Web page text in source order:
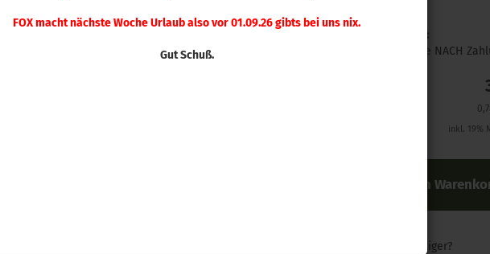
FOX macht nächste Woche Urlaub also vor 01.09.26 gibts bei uns nix.
Gut Schuß.
Lieferzeit:
1 Woche NACH
inkl. 19%
In den
Woanders günstiger?